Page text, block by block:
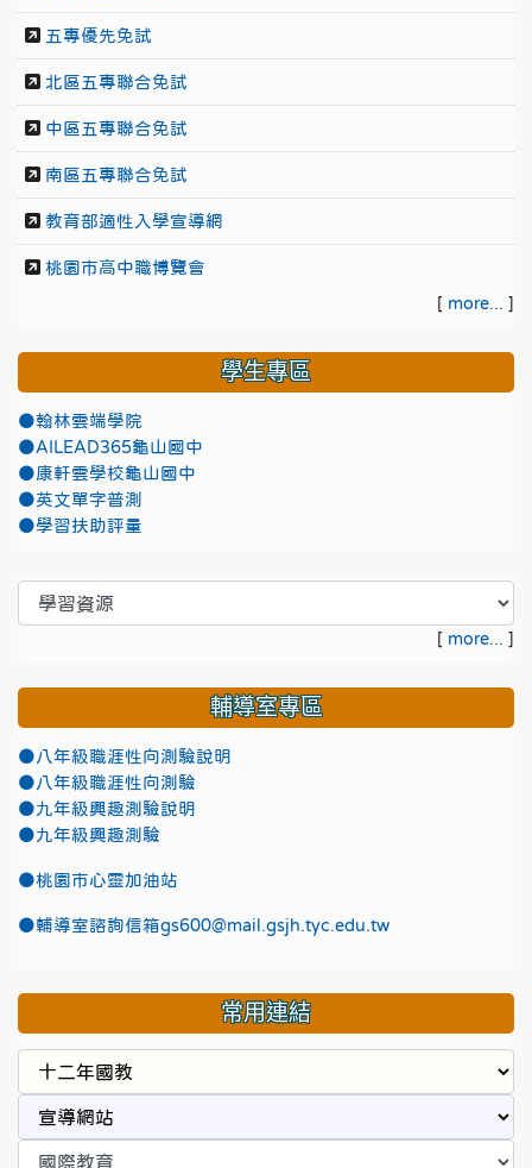
五專優先免試
北區五專聯合免試
中區五專聯合免試
南區五專聯合免試
教育部適性入學宣導網
桃園市高中職博覽會
[ more... ]
學生專區
●翰林雲端學院
●AILEAD365龜山國中
●康軒雲學校龜山國中
●英文單字普測
●學習扶助評量
[ more... ]
輔導室專區
●八年級職涯性向測驗說明
●八年級職涯性向測驗
●九年級興趣測驗說明
●九年級興趣測驗
●桃園市心靈加油站
●輔導室諮詢信箱gs600@mail.gsjh.tyc.edu.tw
常用連結